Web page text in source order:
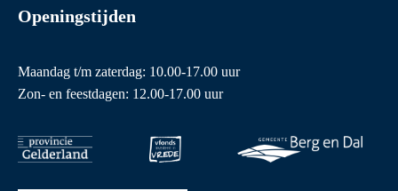
Openingstijden
Maandag t/m zaterdag: 10.00-17.00 uur
Zon- en feestdagen: 12.00-17.00 uur